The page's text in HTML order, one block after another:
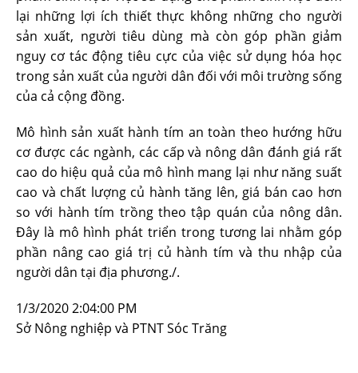
lại những lợi ích thiết thực không những cho người
sản xuất, người tiêu dùng mà còn góp phần giảm
nguy cơ tác động tiêu cực của việc sử dụng hóa học
trong sản xuất của người dân đối với môi trường sống
của cả cộng đồng.
Mô hình sản xuất hành tím an toàn theo hướng hữu
cơ được các ngành, các cấp và nông dân đánh giá rất
cao do hiệu quả của mô hình mang lại như năng suất
cao và chất lượng củ hành tăng lên, giá bán cao hơn
so với hành tím trồng theo tập quán của nông dân.
Đây là mô hình phát triển trong tương lai nhằm góp
phần nâng cao giá trị củ hành tím và thu nhập của
người dân tại địa phương./.
1/3/2020 2:04:00 PM
Sở Nông nghiệp và PTNT Sóc Trăng